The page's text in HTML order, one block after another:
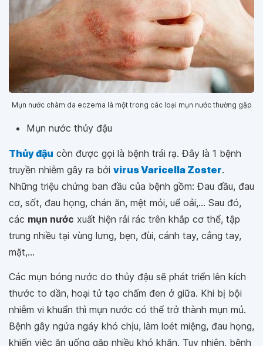
Mụn nước chàm da eczema là một trong các loại mụn nước thường gặp
Mụn nước thủy đậu
Thủy đậu còn được gọi là bệnh trái rạ. Đây là 1 bệnh
truyền nhiễm gây ra bởi virus Varicella Zoster.
Những triệu chứng ban đầu của bệnh gồm: Đau đầu, đau
cơ, sốt, đau họng, chán ăn, mệt mỏi, uể oải,... Sau đó,
các mụn nước xuất hiện rải rác trên khắp cơ thể, tập
trung nhiều tại vùng lưng, bẹn, đùi, cánh tay, cẳng tay,
mặt,...
Các mụn bóng nước do thủy đậu sẽ phát triển lên kích
thước to dần, hoại tử tạo chấm đen ở giữa. Khi bị bội
nhiễm vi khuẩn thì mụn nước có thể trở thành mụn mủ.
Bệnh gây ngứa ngáy khó chịu, làm loét miệng, đau họng,
khiến việc ăn uống gặp nhiều khó khăn. Tuy nhiên, bệnh